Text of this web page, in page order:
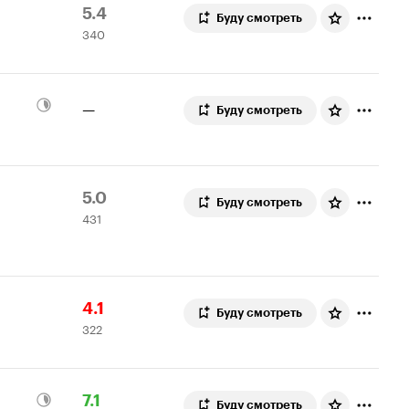
Рейтинг
Кинопоиска
5.4
340
оценок
340
Буду смотреть
— Буду смотреть
Рейтинг
Кинопоиска
5.0
431
оценка
431
Буду смотреть
Рейтинг
Кинопоиска
4.1
322
оценки
322
Буду смотреть
Рейтинг
7.1
554 Буду смотреть